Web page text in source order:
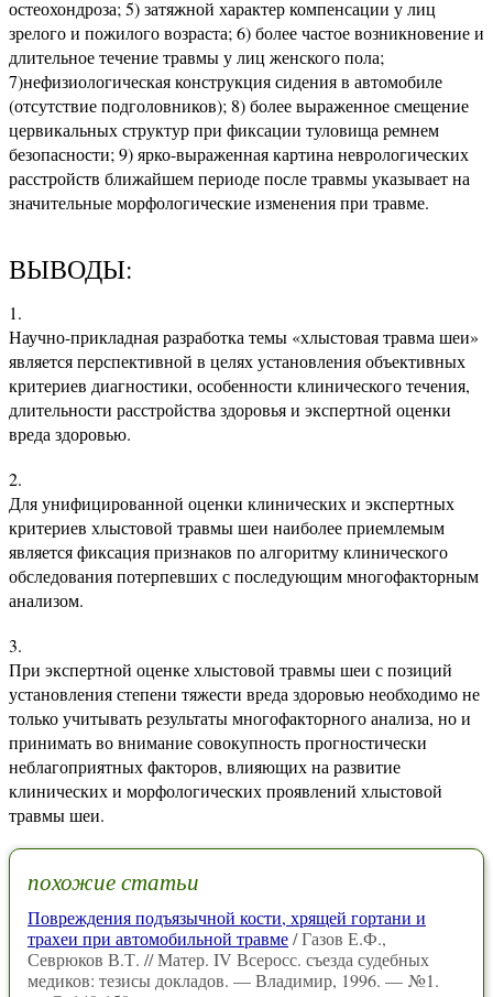
остеохондроза; 5) затяжной характер компенсации у лиц
зрелого и пожилого возраста; 6) более частое возникновение и
длительное течение травмы у лиц женского пола;
7)нефизиологическая конструкция сидения в автомобиле
(отсутствие подголовников); 8) более выраженное смещение
цервикальных структур при фиксации туловища ремнем
безопасности; 9) ярко-выраженная картина неврологических
расстройств ближайшем периоде после травмы указывает на
значительные морфологические изменения при травме.
ВЫВОДЫ:
Научно-прикладная разработка темы «хлыстовая травма шеи»
является перспективной в целях установления объективных
критериев диагностики, особенности клинического течения,
длительности расстройства здоровья и экспертной оценки
вреда здоровью.
Для унифицированной оценки клинических и экспертных
критериев хлыстовой травмы шеи наиболее приемлемым
является фиксация признаков по алгоритму клинического
обследования потерпевших с последующим многофакторным
анализом.
При экспертной оценке хлыстовой травмы шеи с позиций
установления степени тяжести вреда здоровью необходимо не
только учитывать результаты многофакторного анализа, но и
принимать во внимание совокупность прогностически
неблагоприятных факторов, влияющих на развитие
клинических и морфологических проявлений хлыстовой
травмы шеи.
похожие статьи
Повреждения подъязычной кости, хрящей гортани и
трахеи при автомобильной травме/ Газов Е.Ф.,
Севрюков В.Т. // Матер. IV Всеросс. съезда судебных
медиков: тезисы докладов. — Владимир, 1996. — №1.